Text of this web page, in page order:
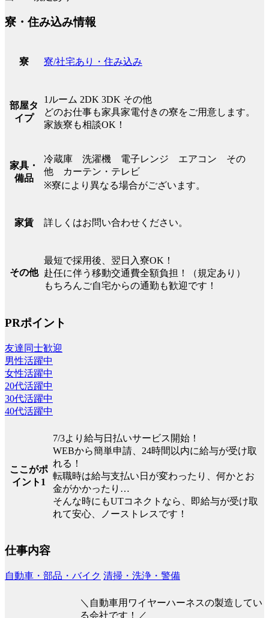
寮・住み込み情報
寮 寮/社宅あり・住み込み
部屋タ
イプ
1ルーム 2DK 3DK その他
どのお仕事も家具家電付きの寮をご用意します。
家族寮も相談OK！
家具・
備品
冷蔵庫 洗濯機 電子レンジ エアコン その
他 カーテン・テレビ
※寮により異なる場合がございます。
家賃 詳しくはお問い合わせください。
その他
最短で採用後、翌日入寮OK！
赴任に伴う移動交通費全額負担！（規定あり）
もちろんご自宅からの通勤も歓迎です！
PRポイント
友達同士歓迎
男性活躍中
女性活躍中
20代活躍中
30代活躍中
40代活躍中
ここがポ
イント1
7/3より給与日払いサービス開始！
WEBから簡単申請、24時間以内に給与が受け取
れる！
転職時は給与支払い日が変わったり、何かとお
金がかかったり…
そんな時にもUTコネクトなら、即給与が受け取
れて安心、ノーストレスです！
仕事内容
自動車・部品・バイク 清掃・洗浄・警備
＼自動車用ワイヤーハーネスの製造してい
る会社です！／